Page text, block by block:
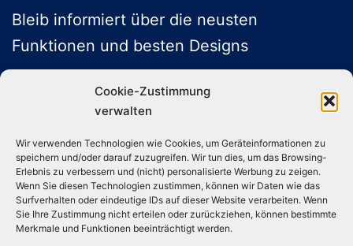
Cookie-Zustimmung
verwalten
Wir verwenden Technologien wie Cookies, um Geräteinformationen zu
speichern und/oder darauf zuzugreifen. Wir tun dies, um das Browsing-
Erlebnis zu verbessern und (nicht) personalisierte Werbung zu zeigen.
Wenn Sie diesen Technologien zustimmen, können wir Daten wie das
Surfverhalten oder eindeutige IDs auf dieser Website verarbeiten. Wenn
Sie Ihre Zustimmung nicht erteilen oder zurückziehen, können bestimmte
Merkmale und Funktionen beeinträchtigt werden.
Bleib informiert über die neusten
Funktionen und besten Designs
ABONNIEREN
Folge uns auf Social Media